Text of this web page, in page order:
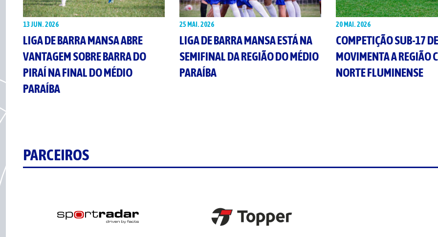
13 JUN. 2026
LIGA DE BARRA MANSA ABRE
VANTAGEM SOBRE BARRA DO
PIRAÍ NA FINAL DO MÉDIO
PARAÍBA
25 MAI. 2026
LIGA DE BARRA MANSA ESTÁ NA
SEMIFINAL DA REGIÃO DO MÉDIO
PARAÍBA
20 MAI. 2026
COMPETIÇÃO SUB-17
MOVIMENTA A REGIÃO
NORTE FLUMINENSE
PARCEIROS